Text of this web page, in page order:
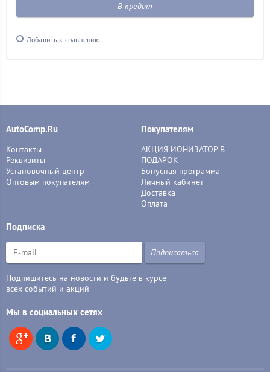
В кредит
Добавить к сравнению
AutoComp.Ru
Контакты
Реквизиты
Установочный центр
Оптовым покупателям
Покупателям
АКЦИЯ ИОНИЗАТОР В
ПОДАРОК
Бонусная программа
Личный кабинет
Доставка
Оплата
Подписка
Подписаться
Подпишитесь на новости и будьте в курсе
всех событий и акций
Мы в социальных сетях